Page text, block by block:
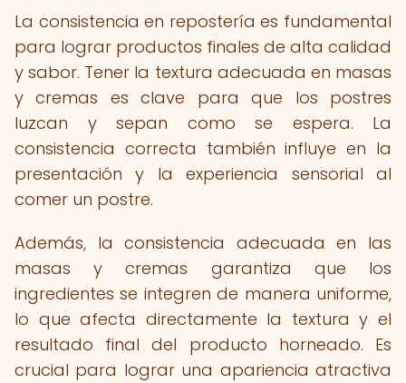
La consistencia en repostería es fundamental
para lograr productos finales de alta calidad
y sabor. Tener la textura adecuada en masas
y cremas es clave para que los postres
luzcan y sepan como se espera. La
consistencia correcta también influye en la
presentación y la experiencia sensorial al
comer un postre.
Además, la consistencia adecuada en las
masas y cremas garantiza que los
ingredientes se integren de manera uniforme,
lo que afecta directamente la textura y el
resultado final del producto horneado. Es
crucial para lograr una apariencia atractiva